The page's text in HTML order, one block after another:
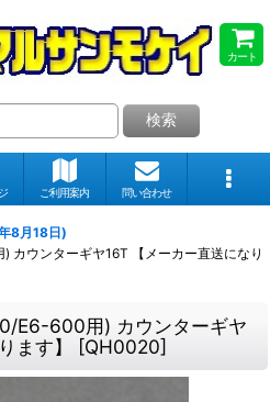
カート
検索
ご利用案内 問い合わせ
8月18日)
カウンターギヤ16T 【メーカー直送になり
E6-600用) カウンターギヤ
ます】
[QH0020]